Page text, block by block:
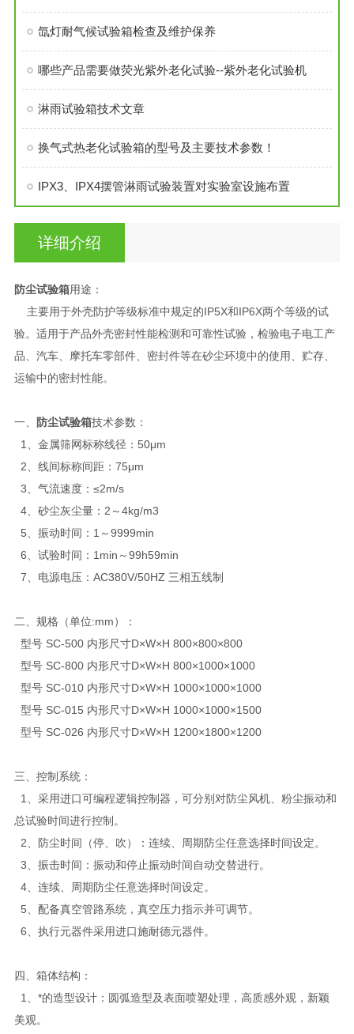
氙灯耐气候试验箱检查及维护保养
哪些产品需要做荧光紫外老化试验--紫外老化试验机
淋雨试验箱技术文章
换气式热老化试验箱的型号及主要技术参数！
IPX3、IPX4摆管淋雨试验装置对实验室设施布置
详细介绍
防尘试验箱用途：
主要用于外壳防护等级标准中规定的IP5X和IP6X两个等级的试
验。适用于产品外壳密封性能检测和可靠性试验，检验电子电工产
品、汽车、摩托车零部件、密封件等在砂尘环境中的使用、贮存、
运输中的密封性能。
一、 防尘试验箱技术参数：
1、金属筛网标称线径：50μm
2、线间标称间距：75μm
3、气流速度：≤2m/s
4、砂尘灰尘量：2～4kg/m3
5、振动时间：1～9999min
6、试验时间：1min～99h59min
7、电源电压：AC380V/50HZ 三相五线制
二、规格（单位:mm）：
型号 SC-500 内形尺寸D×W×H 800×800×800
型号 SC-800 内形尺寸D×W×H 800×1000×1000
型号 SC-010 内形尺寸D×W×H 1000×1000×1000
型号 SC-015 内形尺寸D×W×H 1000×1000×1500
型号 SC-026 内形尺寸D×W×H 1200×1800×1200
三、控制系统：
1、采用进口可编程逻辑控制器，可分别对防尘风机、粉尘振动和
总试验时间进行控制。
2、防尘时间（停、吹）：连续、周期防尘任意选择时间设定。
3、振击时间：振动和停止振动时间自动交替进行。
4、连续、周期防尘任意选择时间设定。
5、配备真空管路系统，真空压力指示并可调节。
6、执行元器件采用进口施耐德元器件。
四、箱体结构：
1、*的造型设计：圆弧造型及表面喷塑处理，高质感外观，新颖
美观。